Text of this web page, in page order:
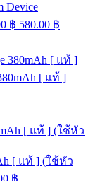
฿ 580.00 ฿
[ แท้ ]
[ แท้ ] (ใช้หัว
฿